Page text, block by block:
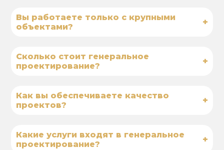
Вы работаете только с крупными
объектами?
+
Сколько стоит генеральное
проектирование?
+
Как вы обеспечиваете качество
проектов?
+
Какие услуги входят в генеральное
проектирование?
+